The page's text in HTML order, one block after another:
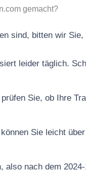
gemacht?
sind, bitten wir
leider täglich.
Sie, ob Ihre
Sie leicht
nach dem